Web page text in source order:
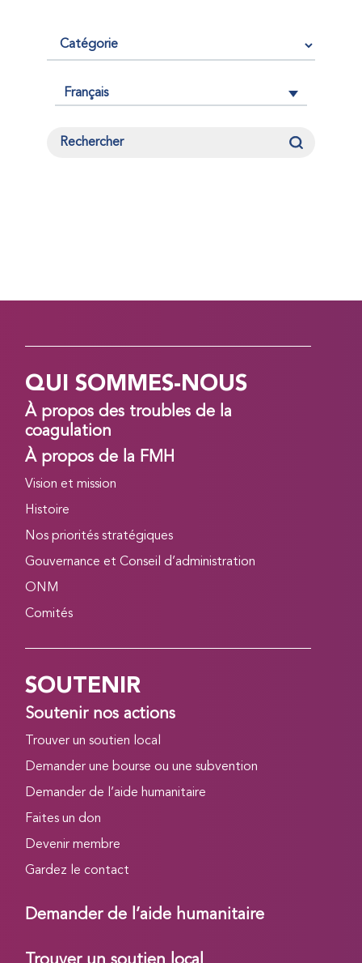
Français
QUI SOMMES-NOUS
À propos des troubles de la
coagulation
À propos de la FMH
Vision et mission
Histoire
Nos priorités stratégiques
Gouvernance et Conseil d’administration
ONM
Comités
SOUTENIR
Soutenir nos actions
Trouver un soutien local
Demander une bourse ou une subvention
Demander de l’aide humanitaire
Faites un don
Devenir membre
Gardez le contact
Demander de l’aide humanitaire